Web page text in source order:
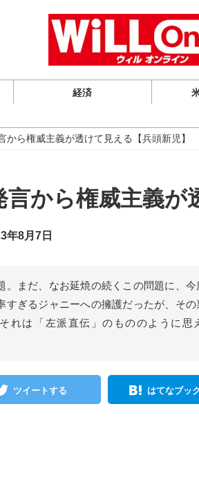
経済
から権威主義が透けて見える【兵頭新児】
から権威主義が
年8月7日
。まだ、なお延焼の続くこの問題に、
すぎるジャニーへの擁護だったが、その
れは「左派直伝」のもののように思
ツイートする はてなブッ